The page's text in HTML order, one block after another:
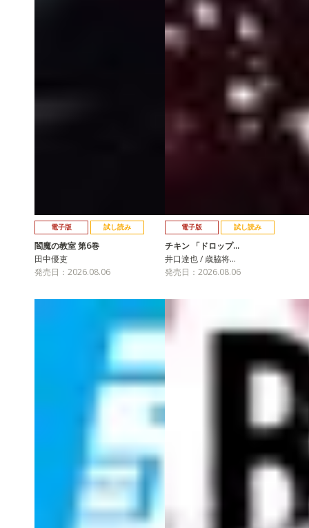
電子版 試し読み
閻魔の教室 第6巻
田中優吏
発売日：2026.08.06
電子版 試し読み
チキン 「ドロップ…
井口達也 / 歳脇将…
発売日：2026.08.06